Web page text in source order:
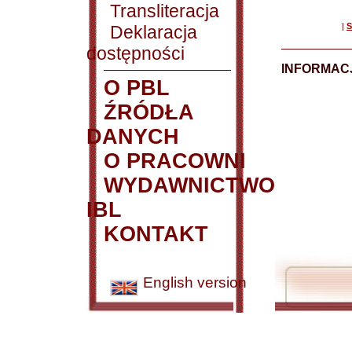
Transliteracja
Deklaracja
dostępności
O PBL
ŹRÓDŁA
DANYCH
O PRACOWNI
WYDAWNICTWO
IBL
KONTAKT
English version
|